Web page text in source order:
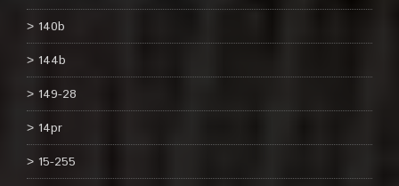
140b
144b
149-28
14pr
15-255